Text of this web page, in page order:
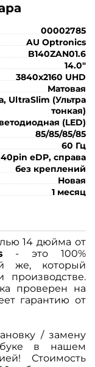
00002785
AU Optronics
B140ZAN01.6
14.0"
3840x2160 UHD
Матовая
UltraSlim (Ультра
тонкая)
(LED)
85/85/85/85
60 Гц
40pin eDP, справа
без креплений
Новая
1 месяц
14 дюйма от
- это 100%
же, который
производстве.
проверен на
гарантию от
/ замену
в нашем
Стоимость